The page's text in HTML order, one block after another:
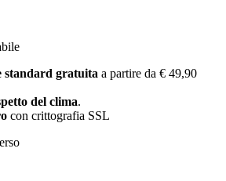
standard gratuita a partire da € 49,90
del clima.
con crittografia SSL